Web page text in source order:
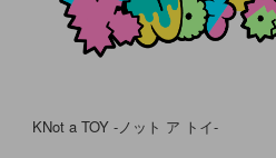
KNot a TOY -ノット ア トイ-